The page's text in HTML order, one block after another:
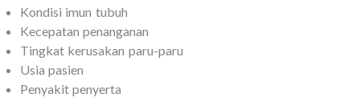
Kondisi imun tubuh
Kecepatan penanganan
Tingkat kerusakan paru-paru
Usia pasien
Penyakit penyerta